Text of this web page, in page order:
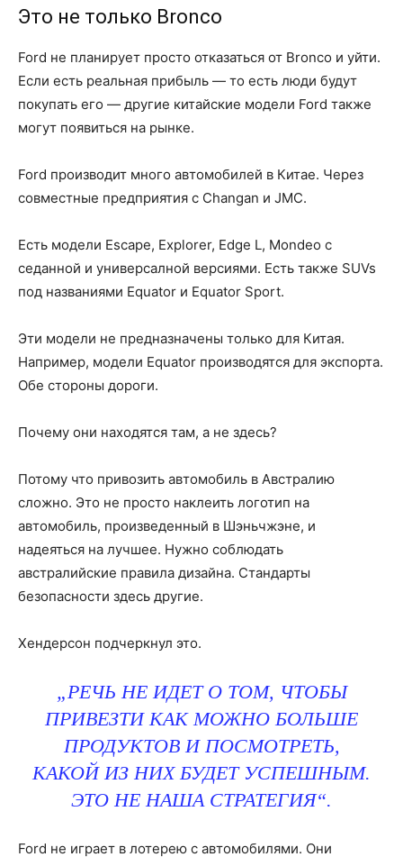
Это не только Bronco
Ford не планирует просто отказаться от Bronco и уйти.
Если есть реальная прибыль — то есть люди будут
покупать его — другие китайские модели Ford также
могут появиться на рынке.
Ford производит много автомобилей в Китае. Через
совместные предприятия с Changan и JMC.
Есть модели Escape, Explorer, Edge L, Mondeo с
седанной и универсалной версиями. Есть также SUVs
под названиями Equator и Equator Sport.
Эти модели не предназначены только для Китая.
Например, модели Equator производятся для экспорта.
Обе стороны дороги.
Почему они находятся там, а не здесь?
Потому что привозить автомобиль в Австралию
сложно. Это не просто наклеить логотип на
автомобиль, произведенный в Шэньчжэне, и
надеяться на лучшее. Нужно соблюдать
австралийские правила дизайна. Стандарты
безопасности здесь другие.
Хендерсон подчеркнул это.
„РЕЧЬ НЕ ИДЕТ О ТОМ, ЧТОБЫ
ПРИВЕЗТИ КАК МОЖНО БОЛЬШЕ
ПРОДУКТОВ И ПОСМОТРЕТЬ,
КАКОЙ ИЗ НИХ БУДЕТ УСПЕШНЫМ.
ЭТО НЕ НАША СТРАТЕГИЯ“.
Ford не играет в лотерею с автомобилями. Они